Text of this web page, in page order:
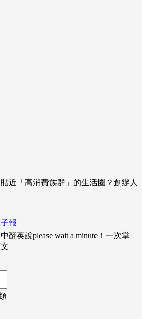
報
近「高消費族群」的生活圈？創辦人
翻英說please wait a minute！一次掌